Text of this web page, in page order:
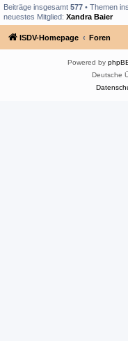
Beiträge insgesamt 577 • Themen
neuestes Mitglied: Xandra Baier
ISDV-Homepage Foren
Powered by
Deutsche